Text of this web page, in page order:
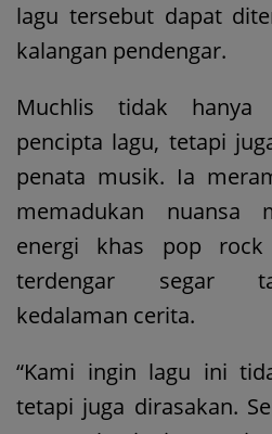
lagu tersebut dapat
kalangan pendengar.
Muchlis tidak hanya
pencipta lagu, tetapi
penata musik. Ia
memadukan nuansa
energi khas pop rock
terdengar segar
kedalaman cerita.
“Kami ingin lagu ini
tetapi juga dirasakan.